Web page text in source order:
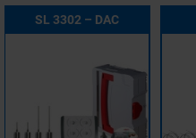
SL 3302 – DAC